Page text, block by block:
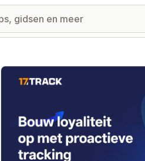
Galerij met uitgelichte afbeeldingen